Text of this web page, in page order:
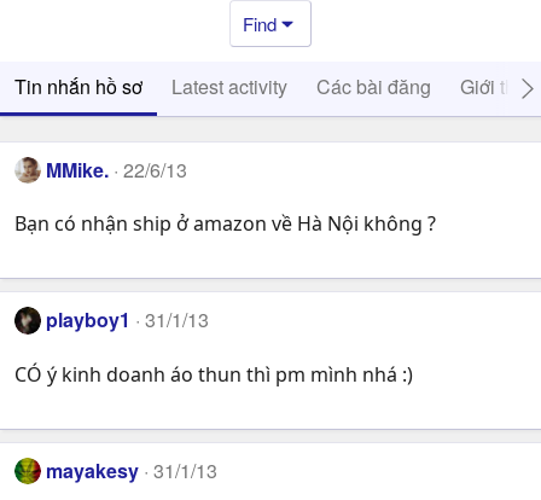
Find
Tin nhắn hồ sơ Latest activity Các bài đăng Giới thiệu
MMike. 22/6/13
Bạn có nhận ship ở amazon về Hà Nội không ?
playboy1 31/1/13
CÓ ý kinh doanh áo thun thì pm mình nhá :)
mayakesy 31/1/13